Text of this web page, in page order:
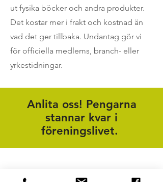
ut fysika böcker och andra produkter.
Det kostar mer i frakt och kostnad än
vad det ger tillbaka. Undantag gör vi
för officiella medlems, branch- eller
yrkestidningar.
Anlita oss! Pengarna
stannar kvar i
föreningslivet.